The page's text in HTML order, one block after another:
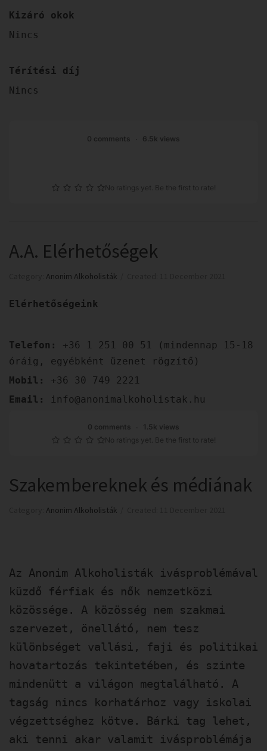
Kizáró okok
Nincs
Térítési díj
Nincs
0 comments 6.5k views
No ratings yet. Be the first to rate!
A.A. Elérhetőségek
Anonim Alkoholisták
Elérhetőségeink
Telefon:
+36 1 251 00 51 (mindennap 15-18
óráig, egyébként üzenet rögzítő)
Mobil:
+36 30 749 2221
Email:
info@anonimalkoholistak.hu
0 comments
1.5k views
No ratings yet. Be the first to rate!
Szakembereknek és médiának
Anonim Alkoholisták
Az Anonim Alkoholisták ivásproblémával
küzdő férfiak és nők nemzetközi
közössége. A közösség nem szakmai
szervezet, önellátó, nem tesz
különbséget vallási, faji és politikai
hovatartozás tekintetében, és szinte
mindenütt a világon megtalálható. A
tagság nincs korhatárhoz vagy iskolai
végzettséghez kötve. Bárki tag lehet,
aki tenni akar valamit ivásproblémája